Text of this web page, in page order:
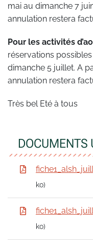
mai au dimanche 7
annulation restera
Pour les activités
réservations
dimanche 5 juillet. A
annulation restera
Très bel Eté à tous
DOCUMENTS
ko)
ko)